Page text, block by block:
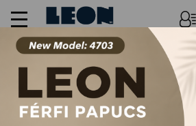
ELÁLLÁS A
FŐOLDAL ELÁLLÁS A